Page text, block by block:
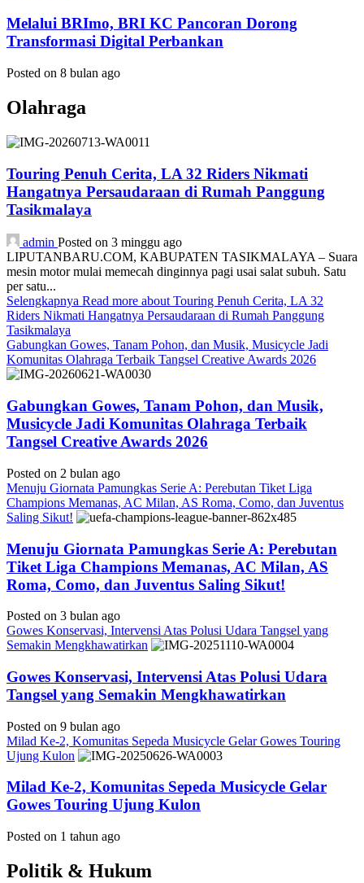
Melalui BRImo, BRI KC Pancoran Dorong
Transformasi Digital Perbankan
Posted on 8 bulan ago
Olahraga
Touring Penuh Cerita, LA 32 Riders Nikmati
Hangatnya Persaudaraan di Rumah Panggung
Tasikmalaya
admin Posted on 3 minggu ago
LIPUTANBARU.COM, KABUPATEN TASIKMALAYA – Suara
mesin motor mulai memecah dinginnya pagi usai salat subuh. Satu
per satu...
Selengkapnya Read more about Touring Penuh Cerita, LA 32
Riders Nikmati Hangatnya Persaudaraan di Rumah Panggung
Tasikmalaya
Gabungkan Gowes, Tanam Pohon, dan Musik, Musicycle Jadi
Komunitas Olahraga Terbaik Tangsel Creative Awards 2026
Gabungkan Gowes, Tanam Pohon, dan Musik,
Musicycle Jadi Komunitas Olahraga Terbaik
Tangsel Creative Awards 2026
Posted on 2 bulan ago
Menuju Giornata Pamungkas Serie A: Perebutan Tiket Liga
Champions Memanas, AC Milan, AS Roma, Como, dan Juventus
Saling Sikut!
Menuju Giornata Pamungkas Serie A: Perebutan
Tiket Liga Champions Memanas, AC Milan, AS
Roma, Como, dan Juventus Saling Sikut!
Posted on 3 bulan ago
Gowes Konservasi, Intervensi Atas Polusi Udara Tangsel yang
Semakin Mengkhawatirkan
Gowes Konservasi, Intervensi Atas Polusi Udara
Tangsel yang Semakin Mengkhawatirkan
Posted on 9 bulan ago
Milad Ke-2, Komunitas Sepeda Musicycle Gelar Gowes Touring
Ujung Kulon
Milad Ke-2, Komunitas Sepeda Musicycle Gelar
Gowes Touring Ujung Kulon
Posted on 1 tahun ago
Politik & Hukum